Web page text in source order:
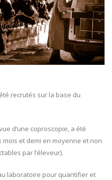
recrutés sur la base du
d’une coproscopie, a été
et demi en moyenne et non
par l’éleveur).
laboratoire pour quantifier et